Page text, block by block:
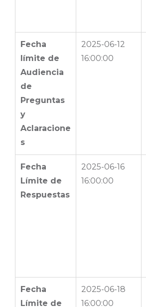
Fecha
límite de
Audiencia
de
Preguntas
y
Aclaracione
s
2025-06-12
16:00:00
Fecha
Límite de
Respuestas
2025-06-16
16:00:00
Fecha
Límite de
2025-06-18
16:00:00